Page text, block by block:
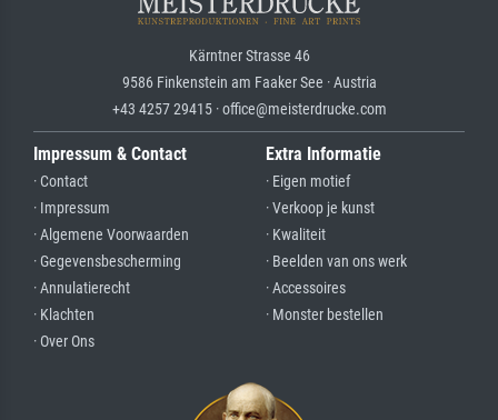
Kärntner Strasse 46
9586 Finkenstein am Faaker See · Austria
+43 4257 29415 · office@meisterdrucke.com
Impressum & Contact
· Contact
· Impressum
· Algemene Voorwaarden
· Gegevensbescherming
· Annulatierecht
· Klachten
· Over Ons
Extra Informatie
· Eigen motief
· Verkoop je kunst
· Kwaliteit
· Beelden van ons werk
· Accessoires
· Monster bestellen